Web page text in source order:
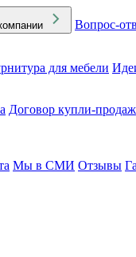
Вопрос-
для мебели
Договор купли-
Мы в СМИ Отзывы